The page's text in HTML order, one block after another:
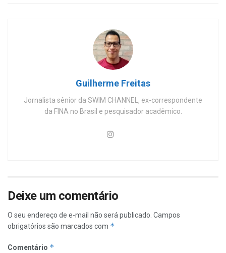
Guilherme Freitas
Jornalista sênior da SWIM CHANNEL, ex-correspondente
da FINA no Brasil e pesquisador acadêmico.
Deixe um comentário
O seu endereço de e-mail não será publicado. Campos
obrigatórios são marcados com *
Comentário *